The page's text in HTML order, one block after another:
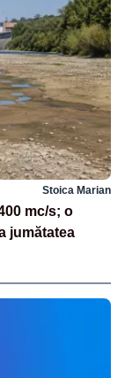
Stoica Marian
mc/s; o
jumătatea